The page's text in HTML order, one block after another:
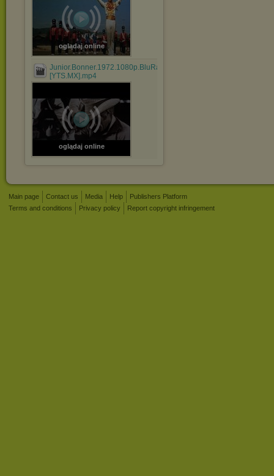
oglądaj online
Junior.Bonner.1972.1080p.BluRay.x264.AAC-
[YTS.MX].mp4
oglądaj online
Main page Contact us Media Help
Publishers Platform
Terms and conditions
Privacy policy Report copyright infringement